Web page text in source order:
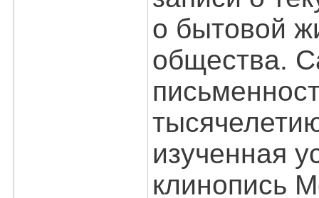
о бытовой
общества.
изученная
клинопись